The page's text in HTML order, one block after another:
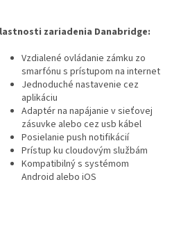
zariadenia Danabridge:
Vzdialené ovládanie zámku zo
smarfónu s prístupom na internet
Jednoduché nastavenie cez
aplikáciu
Adaptér na napájanie v sieťovej
zásuvke alebo cez usb kábel
Posielanie push notifikácií
Prístup ku cloudovým službám
Kompatibilný s systémom
Android alebo iOS